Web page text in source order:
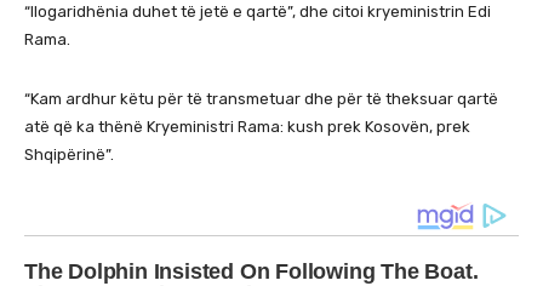
“llogaridhënia duhet të jetë e qartë”, dhe citoi kryeministrin Edi
Rama.
“Kam ardhur këtu për të transmetuar dhe për të theksuar qartë
atë që ka thënë Kryeministri Rama: kush prek Kosovën, prek
Shqipërinë”.